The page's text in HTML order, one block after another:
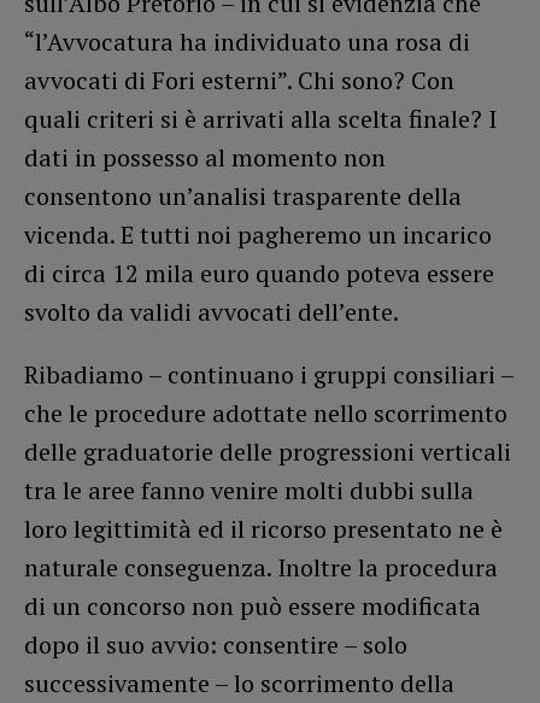
“l’Avvocatura ha individuato una rosa di
avvocati di Fori esterni”. Chi sono? Con
quali criteri si è arrivati alla scelta finale? I
dati in possesso al momento non
consentono un’analisi trasparente della
vicenda. E tutti noi pagheremo un incarico
di circa 12 mila euro quando poteva essere
svolto da validi avvocati dell’ente.
Ribadiamo – continuano i gruppi consiliari –
che le procedure adottate nello scorrimento
delle graduatorie delle progressioni verticali
tra le aree fanno venire molti dubbi sulla
loro legittimità ed il ricorso presentato ne è
naturale conseguenza. Inoltre la procedura
di un concorso non può essere modificata
dopo il suo avvio: consentire – solo
successivamente – lo scorrimento della